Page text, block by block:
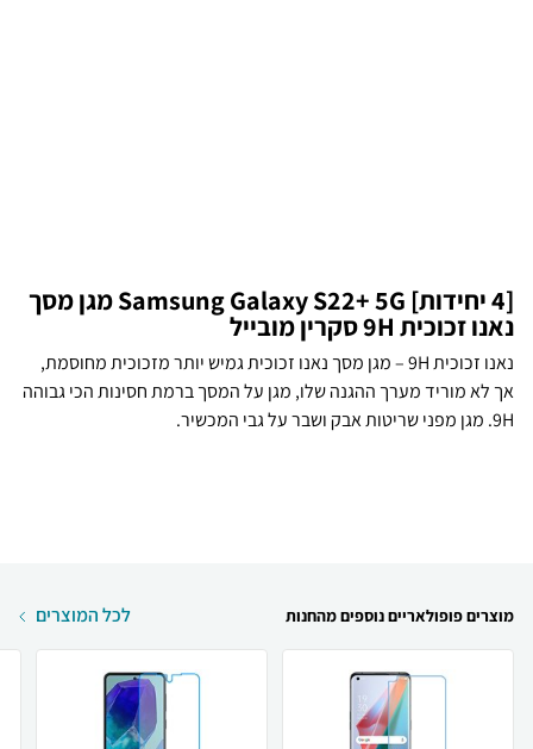
[4 יחידות] Samsung Galaxy S22+ 5G מגן מסך
נאנו זכוכית 9H סקרין מובייל
נאנו זכוכית 9H – מגן מסך נאנו זכוכית גמיש יותר מזכוכית מחוסמת,
אך לא מוריד מערך ההגנה שלו, מגן על המסך ברמת חסינות הכי גבוהה
9H. מגן מפני שריטות אבק ושבר על גבי המכשיר.
מוצרים פופולאריים נוספים מהחנות לכל המוצרים